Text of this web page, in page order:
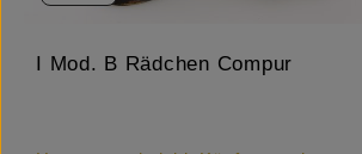
I Mod. B Rädchen Compur